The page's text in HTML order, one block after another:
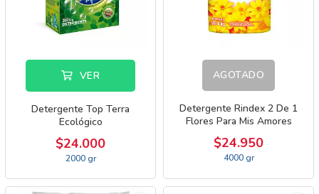
VER
Detergente Top Terra
Ecológico
$24.000
2000 gr
AGOTADO
Detergente Rindex 2 De 1
Flores Para Mis Amores
$24.950
4000 gr